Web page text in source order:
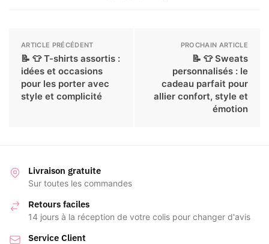
ARTICLE PRÉCÉDENT
📝 👕 T-shirts assortis :
idées et occasions
pour les porter avec
style et complicité
PROCHAIN ARTICLE
📝 👕 Sweats
personnalisés : le
cadeau parfait pour
allier confort, style et
émotion
Livraison gratuite
Sur toutes les commandes
Retours faciles
14 jours à la réception de votre colis pour changer d'avis
Service Client